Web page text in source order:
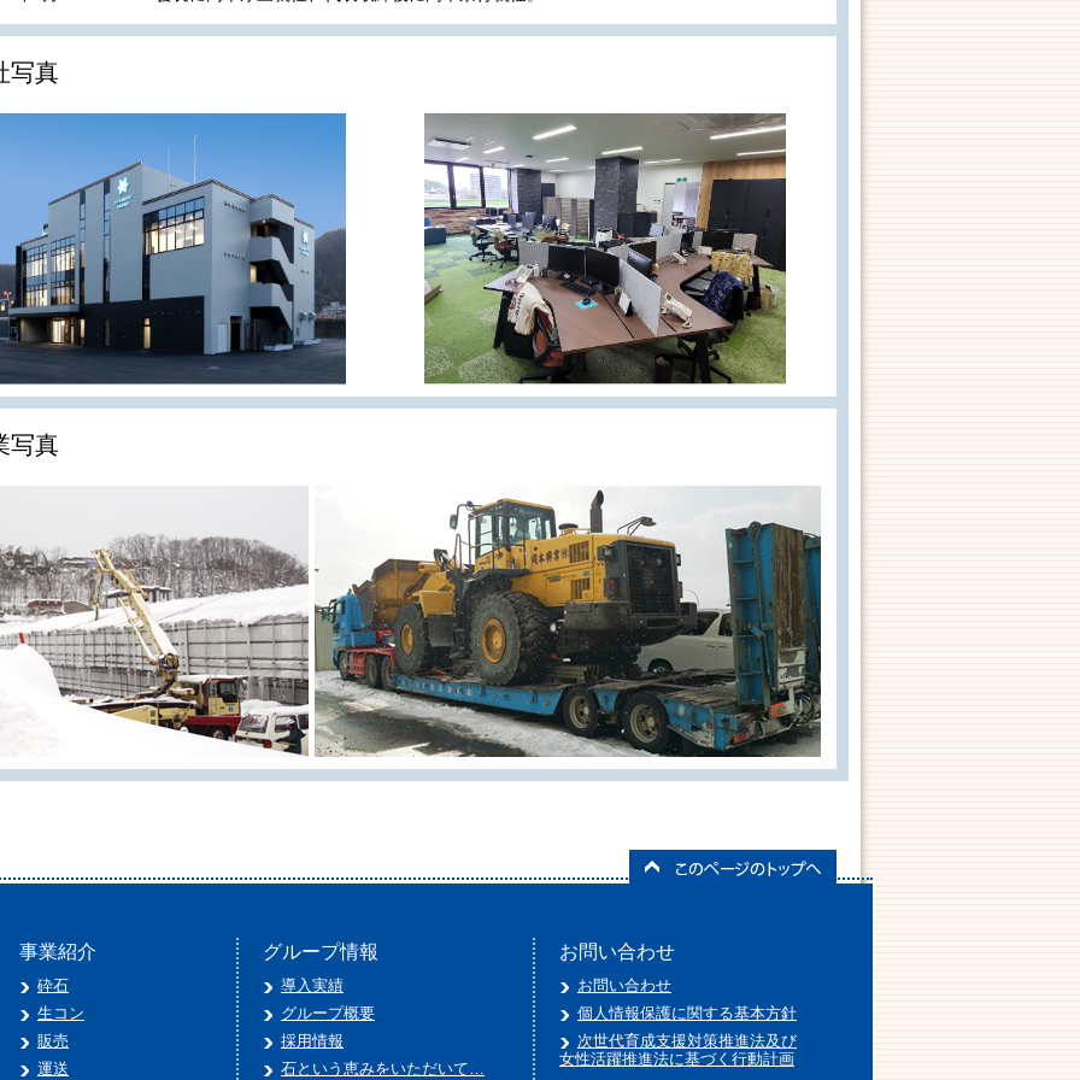
写真
写真
事業紹介
砕石
生コン
販売
運送
グループ情報
導入実績
グループ概要
採用情報
石という恵みをいただいて…
お問い合わせ
お問い合わせ
個人情報保護に関する基本方針
次世代育成支援対策推進法及び
女性活躍推進法に基づく行動計画